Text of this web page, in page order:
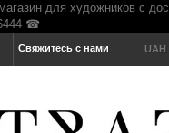
UAH
Свяжитесь с нами